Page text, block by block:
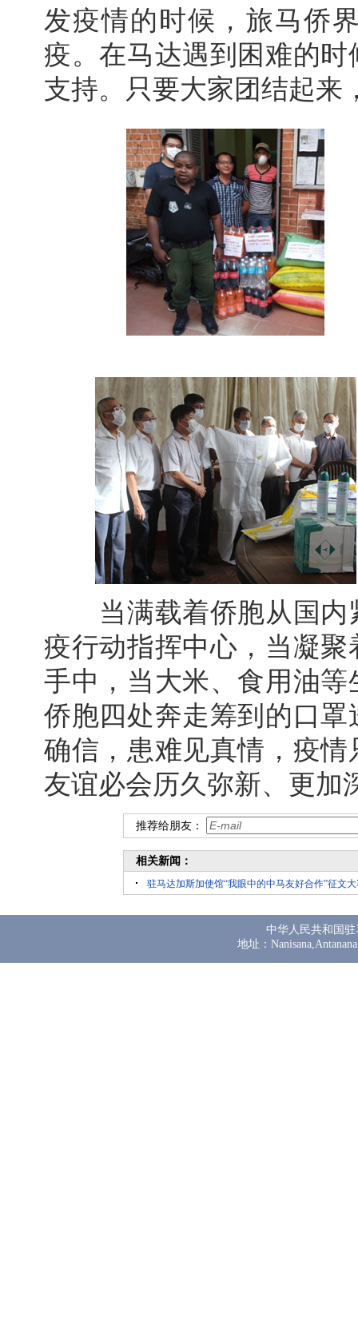
发疫情的时候，旅马侨
疫。在马达遇到困难的
支持。只要大家团结起来
当满载着侨胞从国内
疫行动指挥中心，当凝
手中，当大米、食用油
侨胞四处奔走筹到的口
确信，患难见真情，疫
友谊必会历久弥新、更加
推荐给朋友：
相关新闻：
驻马达加斯加使馆“我眼中的中马友好合作”征文
中华人民共和国
地址：